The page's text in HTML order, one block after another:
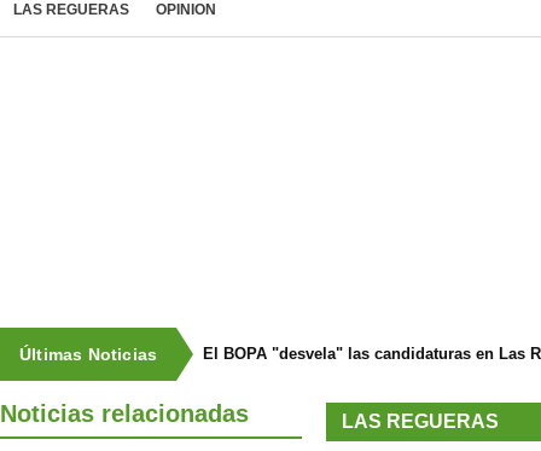
LAS REGUERAS OPINION
Últimas Noticias El BOPA "desvela" las candidaturas en Las
LAS REGUERAS
Noticias relacionadas